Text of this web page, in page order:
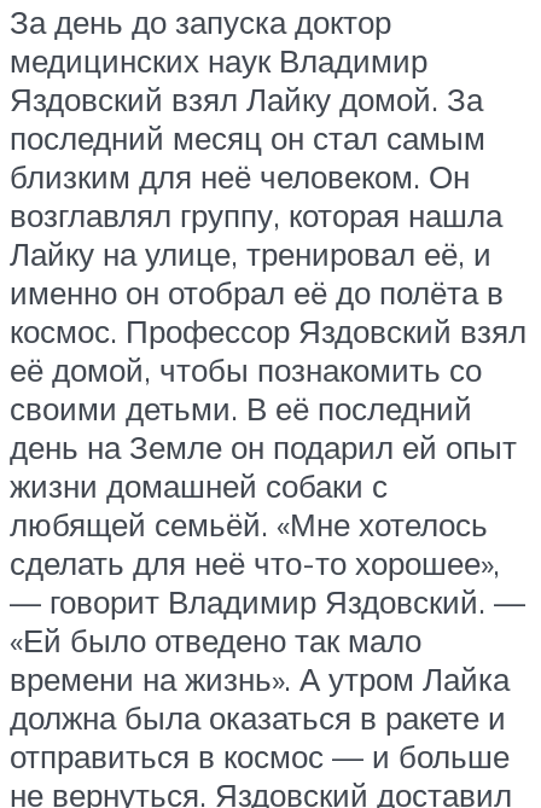
За день до запуска доктор
медицинских наук Владимир
Яздовский взял Лайку домой. За
последний месяц он стал самым
близким для неё человеком. Он
возглавлял группу, которая нашла
Лайку на улице, тренировал её, и
именно он отобрал её до полёта в
космос. Профессор Яздовский взял
её домой, чтобы познакомить со
своими детьми. В её последний
день на Земле он подарил ей опыт
жизни домашней собаки с
любящей семьёй. «Мне хотелось
сделать для неё что-то хорошее»,
— говорит Владимир Яздовский. —
«Ей было отведено так мало
времени на жизнь». А утром Лайка
должна была оказаться в ракете и
отправиться в космос — и больше
не вернуться. Яздовский доставил